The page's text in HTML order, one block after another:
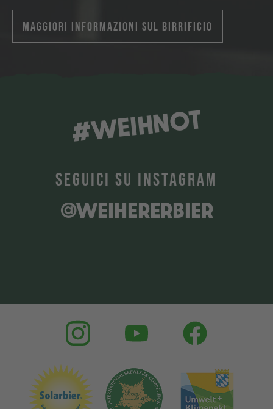
MAGGIORI INFORMAZIONI SUL BIRRIFICIO
#WEIHNOT
SEGUICI SU INSTAGRAM
@WEIHERERBIER